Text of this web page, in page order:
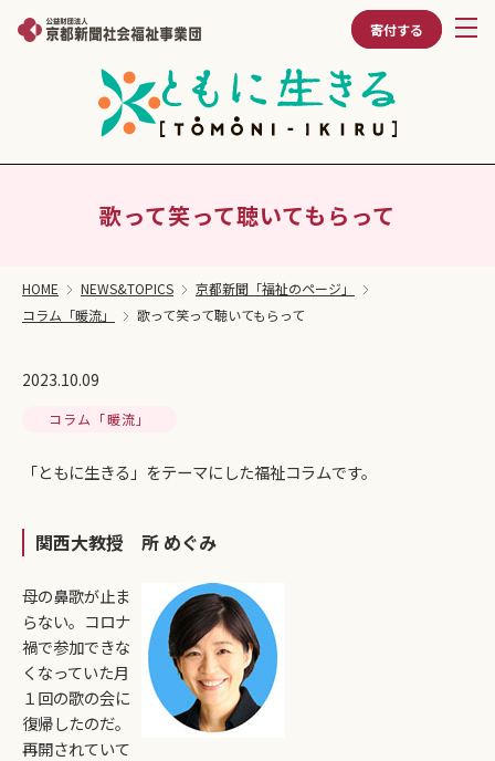
寄付する
歌って笑って聴いてもらって
HOME NEWS&TOPICS
京都新聞「福祉のページ」
コラム「暖流」
歌って笑って聴いてもらって
2023.10.09
コラム「暖流」
「ともに生きる」をテーマにした福祉コラムです。
関西大教授 所 めぐみ
母の鼻歌が止ま
らない。コロナ
禍で参加できな
くなっていた月
１回の歌の会に
復帰したのだ。
再開されていて